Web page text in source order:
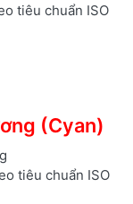
tiêu chuẩn ISO
(Cyan)
tiêu chuẩn ISO